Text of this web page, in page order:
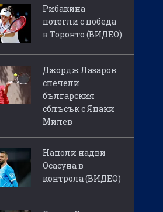
Рибакина
потегли с победа
в Торонто (ВИДЕО)
Джордж Лазаров
спечели
българския
сблъсък с Янаки
Милев
Наполи надви
Осасуна в
контрола (ВИДЕО)